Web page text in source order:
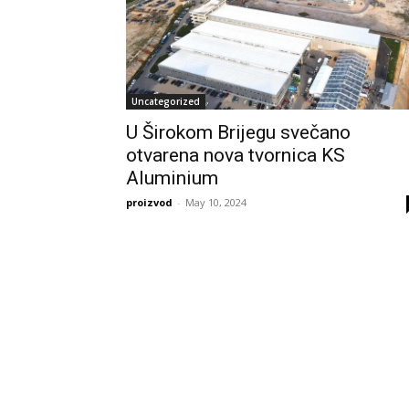
Uncategorized
U Širokom Brijegu svečano
otvarena nova tvornica KS
Aluminium
proizvod - May 10, 2024